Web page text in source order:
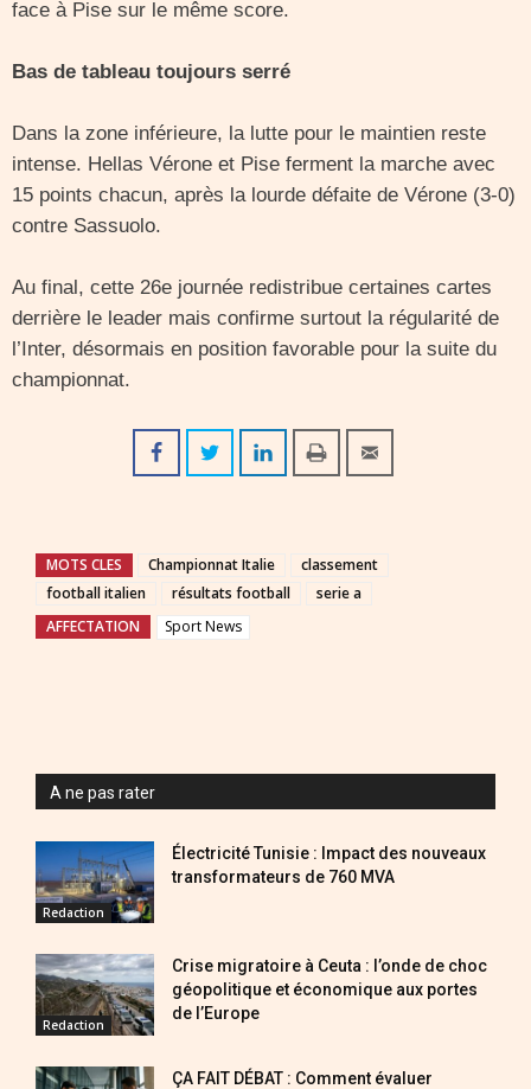
face à Pise sur le même score.
Bas de tableau toujours serré
Dans la zone inférieure, la lutte pour le maintien reste
intense. Hellas Vérone et Pise ferment la marche avec
15 points chacun, après la lourde défaite de Vérone (3-0)
contre Sassuolo.
Au final, cette 26e journée redistribue certaines cartes
derrière le leader mais confirme surtout la régularité de
l’Inter, désormais en position favorable pour la suite du
championnat.
MOTS CLES Championnat Italie
classement
football italien
résultats football
serie a
AFFECTATION
Sport News
A ne pas rater
Redaction
Électricité Tunisie : Impact des nouveaux
transformateurs de 760 MVA
Redaction
Crise migratoire à Ceuta : l’onde de choc
géopolitique et économique aux portes
de l’Europe
ÇA FAIT DÉBAT : Comment évaluer